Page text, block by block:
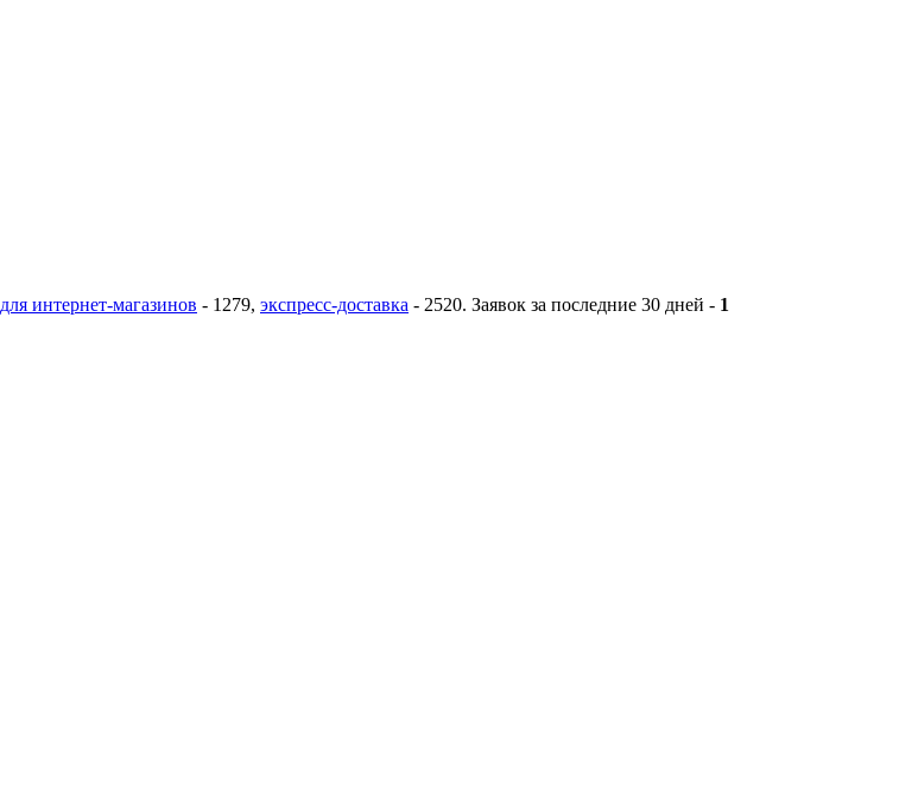
для интернет-магазинов - 1279, экспресс-доставка - 2520. Заявок за последние 30 дней - 1